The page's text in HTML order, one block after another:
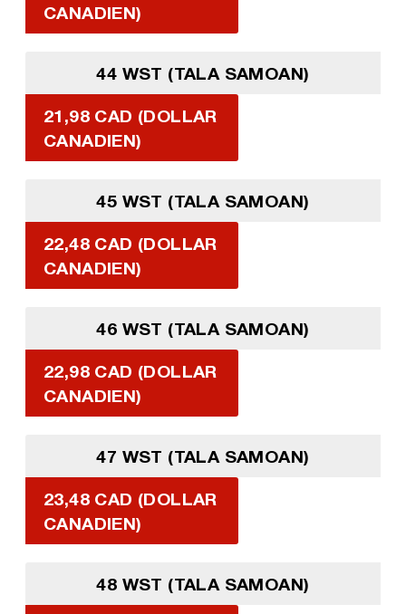
CANADIEN)
44 WST (TALA SAMOAN)
21,98 CAD (DOLLAR
CANADIEN)
45 WST (TALA SAMOAN)
22,48 CAD (DOLLAR
CANADIEN)
46 WST (TALA SAMOAN)
22,98 CAD (DOLLAR
CANADIEN)
47 WST (TALA SAMOAN)
23,48 CAD (DOLLAR
CANADIEN)
48 WST (TALA SAMOAN)